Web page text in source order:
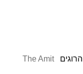
The Amit